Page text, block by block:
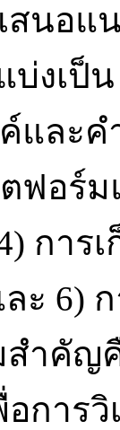
นอแ
บ่งเ
และค
ฟอร์ม
การ
ะ 6)
ำคัญ
การ